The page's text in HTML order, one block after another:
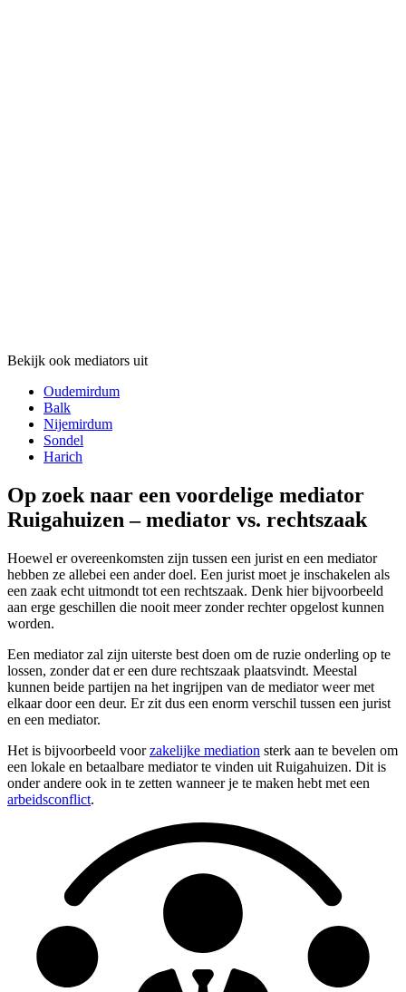
Bekijk ook mediators uit
Oudemirdum
Balk
Nijemirdum
Sondel
Harich
Op zoek naar een voordelige mediator
Ruigahuizen – mediator vs. rechtszaak
Hoewel er overeenkomsten zijn tussen een jurist en een mediator
hebben ze allebei een ander doel. Een jurist moet je inschakelen als
een zaak echt uitmondt tot een rechtszaak. Denk hier bijvoorbeeld
aan erge geschillen die nooit meer zonder rechter opgelost kunnen
worden.
Een mediator zal zijn uiterste best doen om de ruzie onderling op te
lossen, zonder dat er een dure rechtszaak plaatsvindt. Meestal
kunnen beide partijen na het ingrijpen van de mediator weer met
elkaar door een deur. Er zit dus een enorm verschil tussen een jurist
en een mediator.
Het is bijvoorbeeld voorzakelijke mediation sterk aan te bevelen om
een lokale en betaalbare mediator te vinden uit Ruigahuizen. Dit is
onder andere ook in te zetten wanneer je te maken hebt met een
arbeidsconflict.